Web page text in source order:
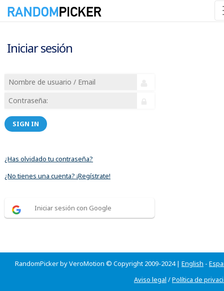
Iniciar sesión
SIGN IN
¿Has olvidado tu contraseña?
¿No tienes una cuenta? ¡Regístrate!
Iniciar sesión con Google
RandomPicker by VeroMotion © Copyright 2009-2024 | English -
Aviso legal /Política de